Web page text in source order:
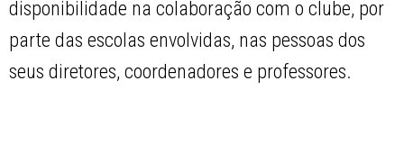
disponibilidade na colaboração com o clube, por
parte das escolas envolvidas, nas pessoas dos
seus diretores, coordenadores e professores.